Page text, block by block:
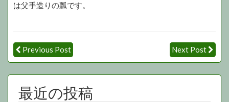
は父手造りの瓢です。
Previous Post Next Post
最近の投稿